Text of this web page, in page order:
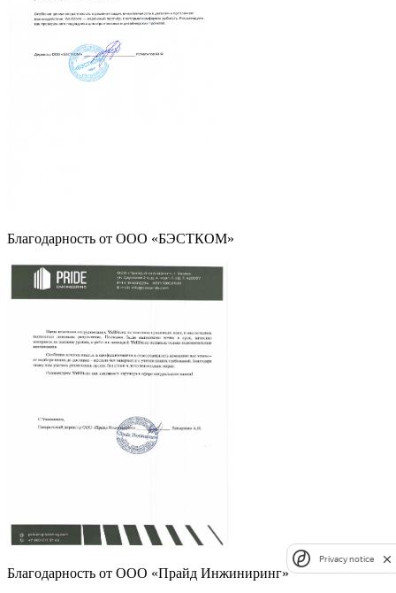
Благодарность от ООО «БЭСТКОМ»
Благодарность от ООО «Прайд Инжиниринг»
Privacy notice